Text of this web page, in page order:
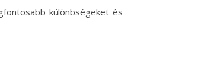
különbségeket és